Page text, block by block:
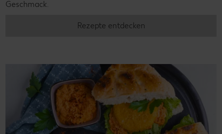
Geschmack.
Rezepte entdecken